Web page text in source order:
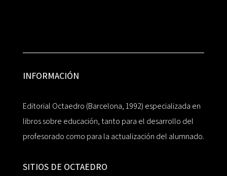
INFORMACIÓN
Editorial Octaedro (Barcelona, 1992) especializada en
libros sobre educación, tanto para el desarrollo del
profesorado como para la actualización del alumnado.
SITIOS DE OCTAEDRO